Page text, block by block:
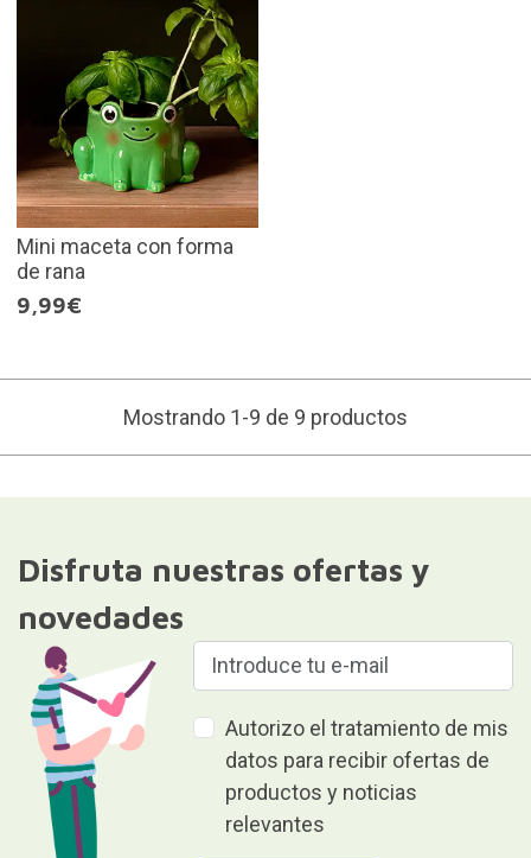
Mini maceta con forma
de rana
9,99€
Mostrando 1-9 de 9 productos
Disfruta nuestras ofertas y
novedades
Autorizo el tratamiento de mis
datos para recibir ofertas de
productos y noticias
relevantes